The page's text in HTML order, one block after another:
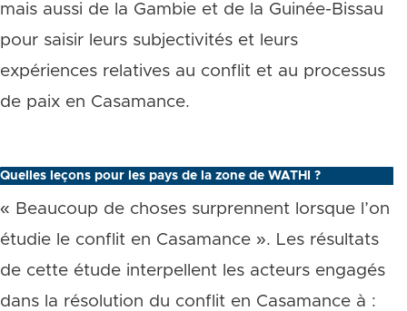
mais aussi de la Gambie et de la Guinée-Bissau
pour saisir leurs subjectivités et leurs
expériences relatives au conflit et au processus
de paix en Casamance.
Quelles leçons pour les pays de la zone de WATHI ?
« Beaucoup de choses surprennent lorsque l’on
étudie le conflit en Casamance ». Les résultats
de cette étude interpellent les acteurs engagés
dans la résolution du conflit en Casamance à :